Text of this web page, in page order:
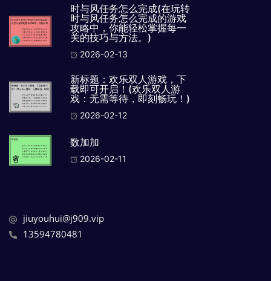
时与风任务怎么完成(在玩转
时与风任务怎么完成的游戏
攻略中，你能轻松掌握每一
关的技巧与方法。)
2026-02-13
新标题：欢乐双人游戏，下
载即可开启！(欢乐双人游
戏：无需等待，即刻畅玩！)
2026-02-12
数加加
2026-02-11
jiuyouhui@j909.vip
13594780481